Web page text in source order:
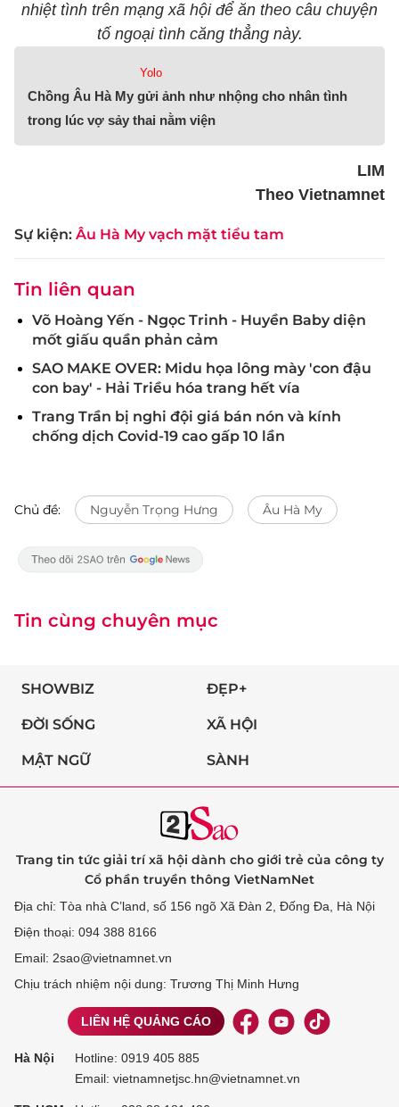
Sự kiện: Âu Hà My vạch mặt tiểu tam
nhiệt tình trên mạng xã hội để ăn theo câu chuyện
tố ngoại tình căng thẳng này.
Yolo
Chồng Âu Hà My gửi ảnh như nhộng cho nhân tình
trong lúc vợ sảy thai nằm viện
LIM
Theo Vietnamnet
Tin liên quan
Võ Hoàng Yến - Ngọc Trinh - Huyền Baby diện
mốt giấu quần phản cảm
SAO MAKE OVER: Midu họa lông mày 'con đậu
con bay' - Hải Triều hóa trang hết vía
Trang Trần bị nghi đội giá bán nón và kính
chống dịch Covid-19 cao gấp 10 lần
Chủ đề: Nguyễn Trọng Hưng Âu Hà My
Tin cùng chuyên mục
SHOWBIZ ĐẸP+
ĐỜI SỐNG XÃ HỘI
MẬT NGỮ SÀNH
Trang tin tức giải trí xã hội dành cho giới trẻ của công ty
Cổ phần truyền thông VietNamNet
Địa chỉ: Tòa nhà C’land, số 156 ngõ Xã Đàn 2, Đống Đa, Hà Nội
Điện thoại: 094 388 8166
Email: 2sao@vietnamnet.vn
Chịu trách nhiệm nội dung: Trương Thị Minh Hưng
LIÊN HỆ QUẢNG CÁO
Hà Nội Hotline: 0919 405 885
Email: vietnamnetjsc.hn@vietnamnet.vn